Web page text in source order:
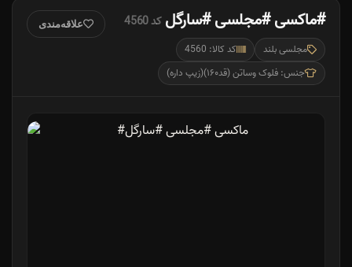
#ماکسی #مجلسی #سارگلکد 4560
مجلسی بلند
کد کالا: 4560
جنس: فلوک وساتن (قد۱۶۰)(زیپ داره)
علاقه‌مندی